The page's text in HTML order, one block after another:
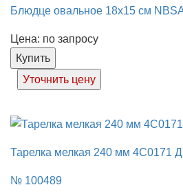
Блюдце овальное 18x15 см
Цена: по запросу
Купить
Уточнить цену
Тарелка мелкая 240 мм 4С0171
№ 100489